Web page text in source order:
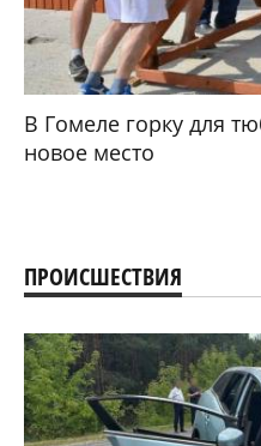
В Гомеле горку для
новое место
ПРОИСШЕСТВИЯ